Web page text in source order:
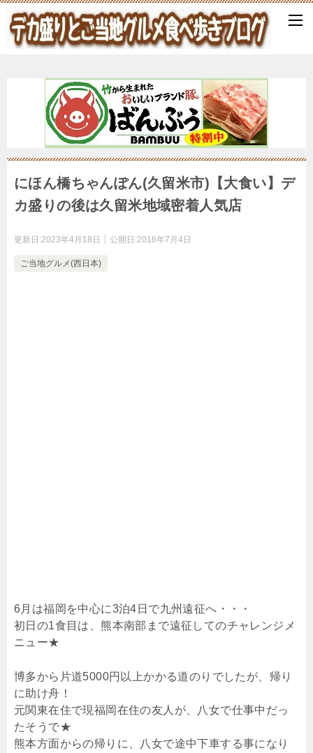
にほん橋ちゃんぽん(久留米市)【大食い】デ
カ盛りの後は久留米地域密着人気店
更新日:2023年4月18日 公開日:2016年7月4日
ご当地グルメ(西日本)
6月は福岡を中心に3泊4日で九州遠征へ・・・
初日の1食目は、熊本南部まで遠征してのチャレンジメ
ニュー★
博多から片道5000円以上かかる道のりでしたが、帰り
に助け舟！
元関東在住で現福岡在住の友人が、八女で仕事中だっ
たそうで★
熊本方面からの帰りに、八女で途中下車する事になり